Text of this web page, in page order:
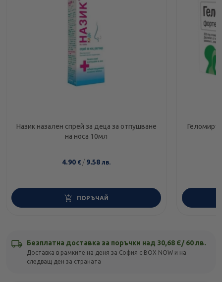
Назик назален спрей за деца за отпушване
на носа 10мл
4.90 € / 9.58 лв.
ПОРЪЧАЙ
Безплатна доставка за поръчки над 30,68 Є/ 60 лв.
Доставка в рамките на деня за София с BOX NOW и на
следващ ден за страната